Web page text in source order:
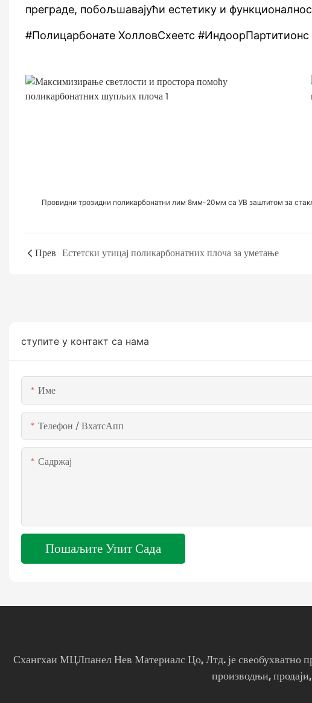
преграде, побољшавајући естетику и
#Полицарбонате ХолловСхеетс
Провидни трозидни поликарбонатни лим 8мм-20мм са УВ заштитом за
Прев Естетски утицај поликарбонатних плоча за уметање
ступите у контакт са нама
Име
Телефон / ВхатсАпп
Садржај
Пошаљите Упит Сада
Схангхаи МЦЛпанел Нев Материалс Цо, Лтд. је свеобухватно
производњи,